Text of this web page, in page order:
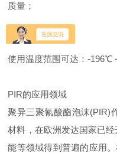
质量；
使用温度范围可达：-196℃
PIR的应用领域
聚异三聚氰酸酯泡沫(PIR)
材料，在欧洲发达国家已
能等领域得到普遍的应用